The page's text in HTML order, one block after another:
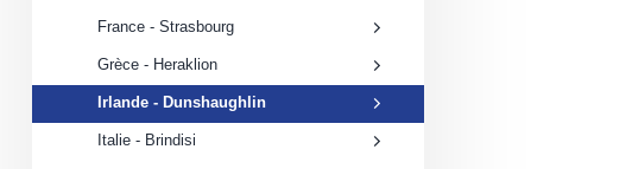
France - Strasbourg
Grèce - Heraklion
Irlande - Dunshaughlin
Italie - Brindisi